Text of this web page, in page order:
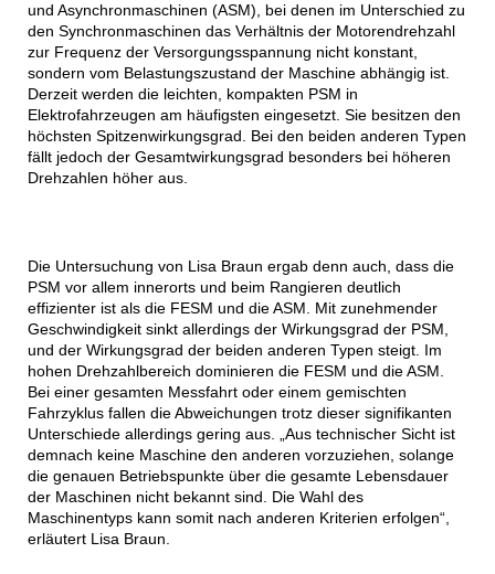
und Asynchronmaschinen (ASM), bei denen im Unterschied zu
den Synchronmaschinen das Verhältnis der Motorendrehzahl
zur Frequenz der Versorgungsspannung nicht konstant,
sondern vom Belastungszustand der Maschine abhängig ist.
Derzeit werden die leichten, kompakten PSM in
Elektrofahrzeugen am häufigsten eingesetzt. Sie besitzen den
höchsten Spitzenwirkungsgrad. Bei den beiden anderen Typen
fällt jedoch der Gesamtwirkungsgrad besonders bei höheren
Drehzahlen höher aus.
Die Untersuchung von Lisa Braun ergab denn auch, dass die
PSM vor allem innerorts und beim Rangieren deutlich
effizienter ist als die FESM und die ASM. Mit zunehmender
Geschwindigkeit sinkt allerdings der Wirkungsgrad der PSM,
und der Wirkungsgrad der beiden anderen Typen steigt. Im
hohen Drehzahlbereich dominieren die FESM und die ASM.
Bei einer gesamten Messfahrt oder einem gemischten
Fahrzyklus fallen die Abweichungen trotz dieser signifikanten
Unterschiede allerdings gering aus. „Aus technischer Sicht ist
demnach keine Maschine den anderen vorzuziehen, solange
die genauen Betriebspunkte über die gesamte Lebensdauer
der Maschinen nicht bekannt sind. Die Wahl des
Maschinentyps kann somit nach anderen Kriterien erfolgen“,
erläutert Lisa Braun.